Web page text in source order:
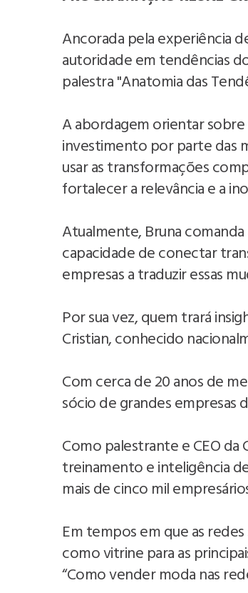
Ancorada pela experiência
autoridade em tendências
palestra "Anatomia das
A abordagem orientar
investimento por parte das
usar as transformações
fortalecer a relevância e a
Atualmente, Bruna
capacidade de conectar
empresas a traduzir essas
Por sua vez, quem trará
Cristian, conhecido
Com cerca de 20 anos de
sócio de grandes
Como palestrante e CEO da
treinamento e inteligência
mais de cinco mil
Em tempos em que as
como vitrine para as
“Como vender moda nas